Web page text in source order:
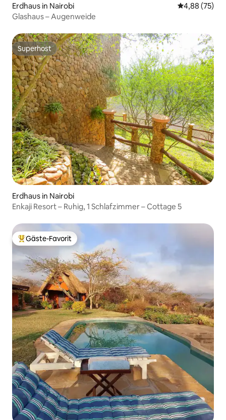
Erdhaus in Nairobi
4,88 (75)
Glashaus – Augenweide
Superhost
Superhost
Erdhaus in Nairobi
Enkaji Resort – Ruhig, 1 Schlafzimmer – Cottage 5
Beliebter Gäste-Favorit.
Gäste-Favorit